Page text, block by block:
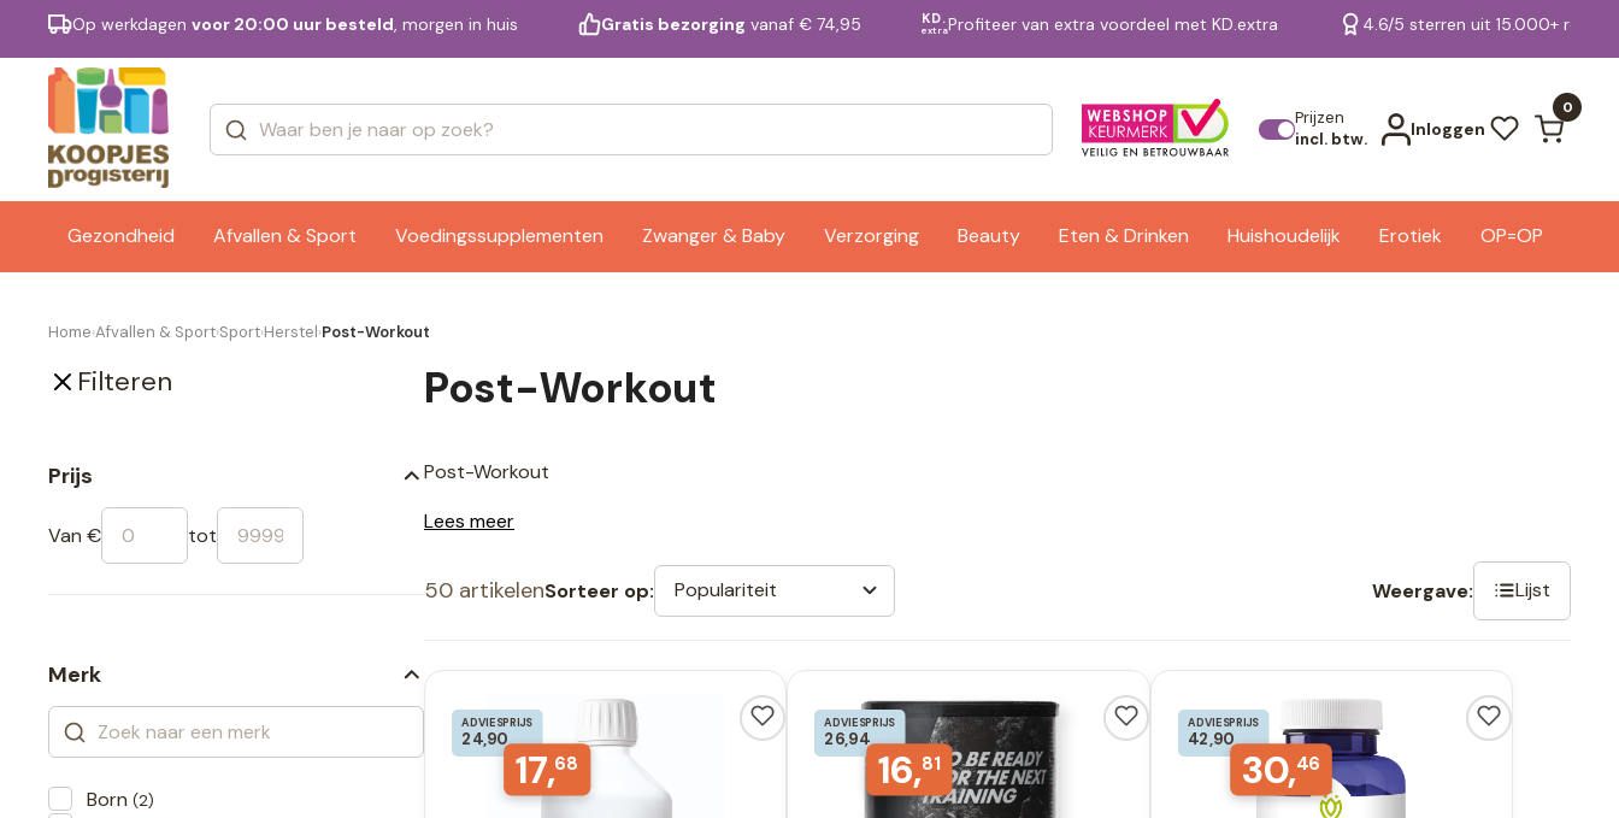
Op werkdagen voor 20:00 uur besteld, morgen in huis Gratis bezorging vanaf € 74,95 KD.
extraProfiteer van extra voordeel met KD.extra 4.6/5 sterren uit 15.000+
Prijzen
incl. btw.
Inloggen
0
Gezondheid Afvallen & Sport Voedingssupplementen Zwanger & Baby Verzorging Beauty Eten & Drinken Huishoudelijk Erotiek OP=OP
Merken Bekijk alle resultaten
Home›Afvallen & Sport›Sport›Herstel›Post-Workout
Filteren
Prijs
Van € tot
Merk
Born (2)
Post-Workout
Post-Workout
Lees meer
50 artikelenSorteer op: Populariteit Weergave: Lijst
ADVIESPRIJS
24,90
17,68
ADVIESPRIJS
26,94
16,81
ADVIESPRIJS
42,90
30,46